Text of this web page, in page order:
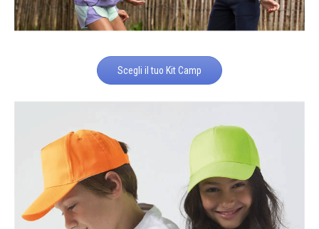
Scegli il tuo Kit Camp